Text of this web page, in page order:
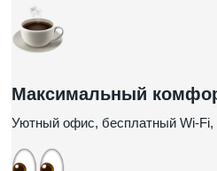
Максимальный
Уютный офис, бесплатный Wi-Fi,